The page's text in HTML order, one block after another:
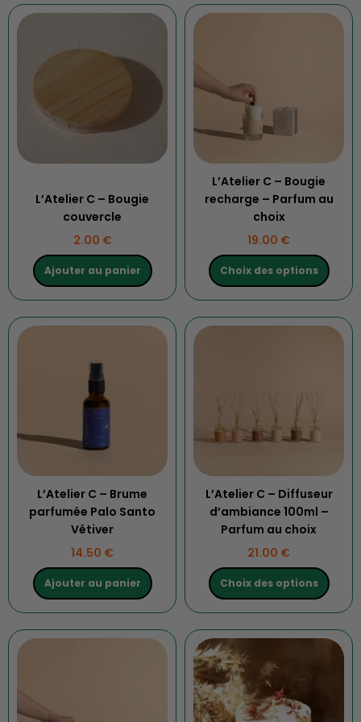
L’Atelier C – Bougie
couvercle
2.00 €
Ajouter au panier
L’Atelier C – Bougie
recharge – Parfum au
choix
19.00 €
Choix des options
Ce
peuvent
sur
la
page
du
produit
L’Atelier C – Brume
parfumée Palo Santo
Vétiver
14.50 €
Ajouter au panier
L’Atelier C – Diffuseur
d’ambiance 100ml –
Parfum au choix
21.00 €
Choix des options
Ce
variations.
Les
options
choisies
sur
la
page
du
produit
Ce